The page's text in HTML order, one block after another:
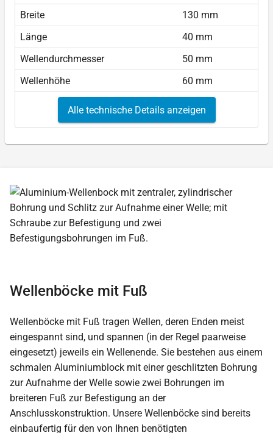
Breite
130 mm
Länge
40 mm
Wellendurchmesser
50 mm
Wellenhöhe
60 mm
Alle technische Details anzeigen
Wellenböcke mit Fuß
Wellenböcke mit Fuß tragen Wellen, deren Enden meist
eingespannt sind, und spannen (in der Regel paarweise
eingesetzt) jeweils ein Wellenende. Sie bestehen aus einem
schmalen Aluminiumblock mit einer geschlitzten Bohrung
zur Aufnahme der Welle sowie zwei Bohrungen im
breiteren Fuß zur Befestigung an der
Anschlusskonstruktion. Unsere Wellenböcke sind bereits
einbaufertig für den von Ihnen benötigten